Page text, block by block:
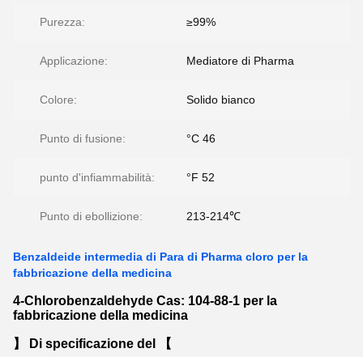
Purezza: ≥99%
Applicazione: Mediatore di Pharma
Colore: Solido bianco
Punto di fusione: °C 46
punto d'infiammabilità: °F 52
Punto di ebollizione: 213-214℃
Benzaldeide intermedia di Para di Pharma cloro per la
fabbricazione della medicina
4-Chlorobenzaldehyde Cas: 104-88-1 per la
fabbricazione della medicina
】 Di specificazione del 【